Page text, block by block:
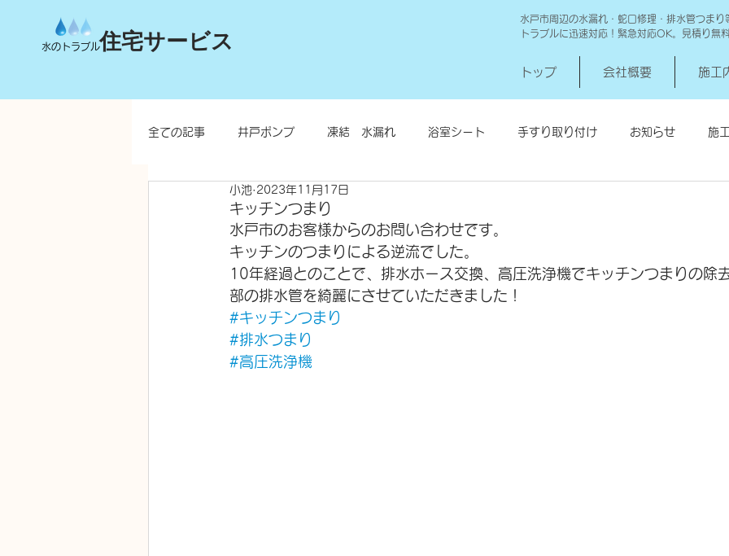
水のトラブル住宅サービス
水戸市周辺の水漏れ・蛇口修理・排水管つまり
トラブルに迅速対応！緊急対応OK。見積り無料
トップ 会社概要 施工
全ての記事 井戸ポンプ 凍結 水漏れ 浴室シート 手すり取り付け お知らせ 施
洗面所 お風呂
水栓柱・不凍水栓柱
キッチンつまり
小池 2023年11月17日
水戸市のお客様からのお問い合わせです。
キッチンのつまりによる逆流でした。
10年経過とのことで、排水ホース交換、高圧洗浄機でキッチンつまりの除
部の排水管を綺麗にさせていただきました！
#キッチンつまり
#排水つまり
#高圧洗浄機